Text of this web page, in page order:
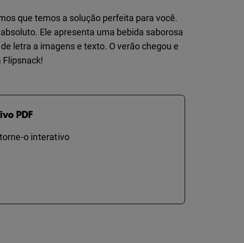
que temos a solução perfeita para você.
Ele apresenta uma bebida saborosa
letra a imagens e texto. O verão chegou e
PDF
o interativo